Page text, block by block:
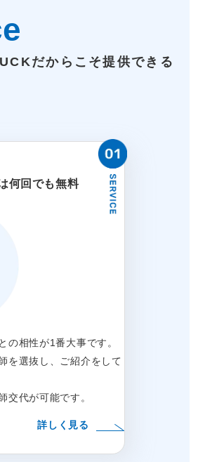
だからこそ提供できる
何回でも無料
の相性が1番大事です。
を選抜し、ご紹介をして
交代が可能です。
詳しく見る